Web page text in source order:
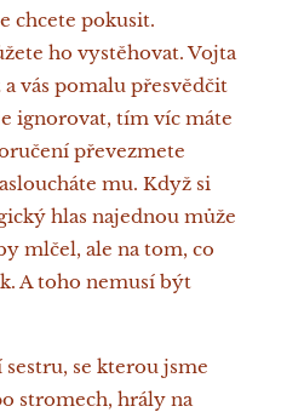
chcete pokusit.
ho vystěhovat. Vojta
vás pomalu přesvědčit
ignorovat, tím víc máte
převezmete
mu. Když si
hlas najednou může
mlčel, ale na tom, co
A toho nemusí být
se kterou jsme
stromech, hrály na